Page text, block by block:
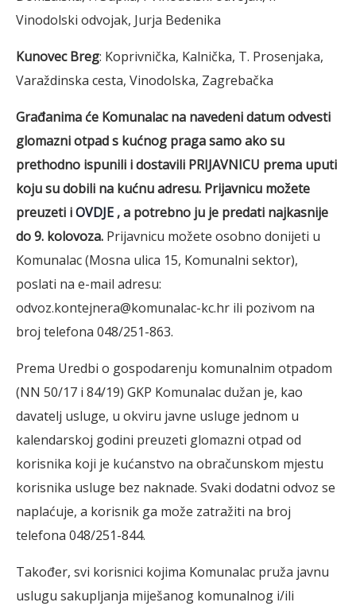
Vinodolski odvojak, Jurja Bedenika
Kunovec Breg: Koprivnička, Kalnička, T. Prosenjaka,
Varaždinska cesta, Vinodolska, Zagrebačka
Građanima će Komunalac na navedeni datum odvesti
glomazni otpad s kućnog praga samo ako su
prethodno ispunili i dostavili PRIJAVNICU prema uputi
koju su dobili na kućnu adresu. Prijavnicu možete
preuzeti iOVDJE , a potrebno ju je predati najkasnije
do 9. kolovoza. Prijavnicu možete osobno donijeti u
Komunalac (Mosna ulica 15, Komunalni sektor),
poslati na e-mail adresu:
odvoz.kontejnera@komunalac-kc.hr ili pozivom na
broj telefona 048/251-863.
Prema Uredbi o gospodarenju komunalnim otpadom
(NN 50/17 i 84/19) GKP Komunalac dužan je, kao
davatelj usluge, u okviru javne usluge jednom u
kalendarskoj godini preuzeti glomazni otpad od
korisnika koji je kućanstvo na obračunskom mjestu
korisnika usluge bez naknade. Svaki dodatni odvoz se
naplaćuje, a korisnik ga može zatražiti na broj
telefona 048/251-844.
Također, svi korisnici kojima Komunalac pruža javnu
uslugu sakupljanja miješanog komunalnog i/ili